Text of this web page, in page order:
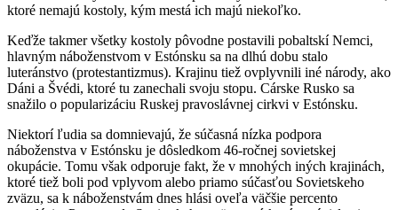
ktoré nemajú kostoly, kým mestá ich majú niekoľko.
Keďže takmer všetky kostoly pôvodne postavili pobaltskí Nemci,
hlavným náboženstvom v Estónsku sa na dlhú dobu stalo
luteránstvo (protestantizmus). Krajinu tiež ovplyvnili iné národy, ako
Dáni a Švédi, ktoré tu zanechali svoju stopu. Cárske Rusko sa
snažilo o popularizáciu Ruskej pravoslávnej cirkvi v Estónsku.
Niektorí ľudia sa domnievajú, že súčasná nízka podpora
náboženstva v Estónsku je dôsledkom 46-ročnej sovietskej
okupácie. Tomu však odporuje fakt, že v mnohých iných krajinách,
ktoré tiež boli pod vplyvom alebo priamo súčasťou Sovietskeho
zväzu, sa k náboženstvám dnes hlási oveľa väčšie percento